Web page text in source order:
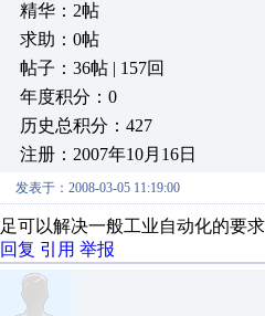
精华：2帖
求助：0帖
帖子：36帖 | 157回
年度积分：0
历史总积分：427
注册：2007年10月16日
发表于：2008-03-05 11:19:00
足可以解决一般工业自动化的要
回复 引用 举报